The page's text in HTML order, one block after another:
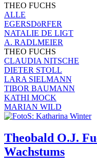
THEO FUCHS
ALLE
EGERSDöRFER
NATALIE DE LIGT
A. RADLMEIER
THEO FUCHS
CLAUDIA NITSCHE
DIETER STOLL
LARA SIELMANN
TIBOR BAUMANN
KATHI MOCK
MARIAN WILD
Theobald O.J.
Wachstums